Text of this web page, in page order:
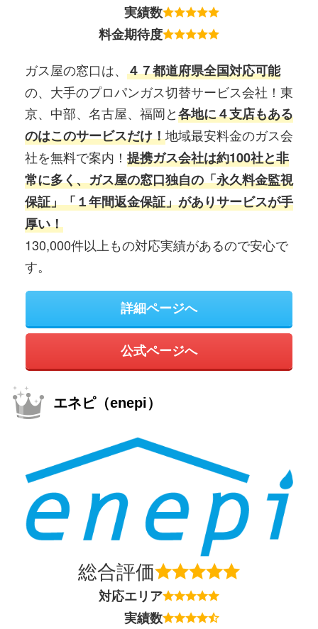
実績数
料金期待度
ガス屋の窓口は、 ４７都道府県全国対応可能
の、大手のプロパンガス切替サービス会社！東
京、中部、名古屋、福岡と各地に４支店もある
のはこのサービスだけ！地域最安料金のガス会
社を無料で案内！ 提携ガス会社は約100社と非
常に多く、ガス屋の窓口独自の「永久料金監視
保証」「１年間返金保証」がありサービスが手
厚い！
130,000件以上もの対応実績があるので安心で
す。
詳細ページへ
公式ページへ
エネピ（enepi）
総合評価
対応エリア
実績数